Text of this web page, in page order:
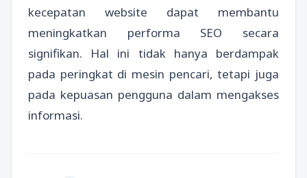
kecepatan website dapat membantu
meningkatkan performa SEO secara
signifikan. Hal ini tidak hanya berdampak
pada peringkat di mesin pencari, tetapi juga
pada kepuasan pengguna dalam mengakses
informasi.